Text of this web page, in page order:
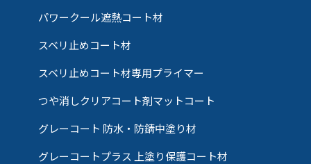
パワークール遮熱コート材
スベリ止めコート材
スベリ止めコート材専用プライマー
つや消しクリアコート剤マットコート
グレーコート 防水・防錆中塗り材
グレーコートプラス 上塗り保護コート材